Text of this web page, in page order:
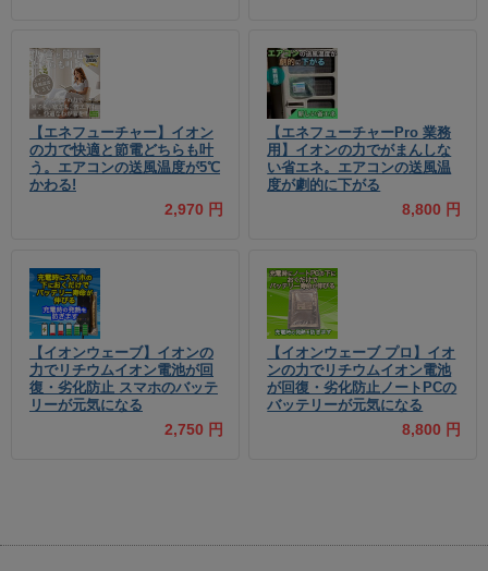
【エネフューチャー】イオン
の力で快適と節電どちらも叶
う。エアコンの送風温度が5℃
かわる!
2,970 円
【エネフューチャーPro 業務
用】イオンの力でがまんしな
い省エネ。エアコンの送風温
度が劇的に下がる
8,800 円
【イオンウェーブ】イオンの
力でリチウムイオン電池が回
復・劣化防止 スマホのバッテ
リーが元気になる
2,750 円
【イオンウェーブ プロ】イオ
ンの力でリチウムイオン電池
が回復・劣化防止ノートPCの
バッテリーが元気になる
8,800 円